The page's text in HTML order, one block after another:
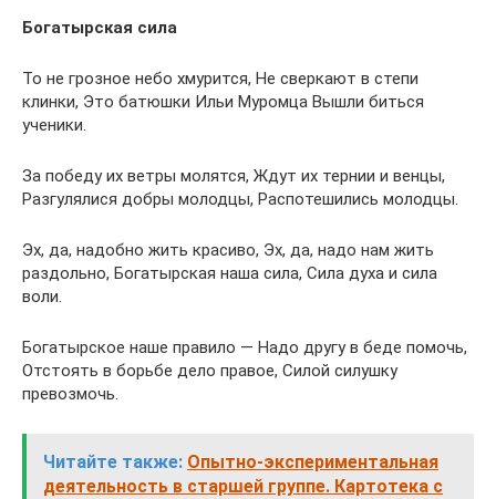
Богатырская сила
То не грозное небо хмурится, Не сверкают в степи
клинки, Это батюшки Ильи Муромца Вышли биться
ученики.
За победу их ветры молятся, Ждут их тернии и венцы,
Разгулялися добры молодцы, Распотешились молодцы.
Эх, да, надобно жить красиво, Эх, да, надо нам жить
раздольно, Богатырская наша сила, Сила духа и сила
воли.
Богатырское наше правило — Надо другу в беде помочь,
Отстоять в борьбе дело правое, Силой силушку
превозмочь.
Читайте также: Опытно-экспериментальная
деятельность в старшей группе. Картотека с